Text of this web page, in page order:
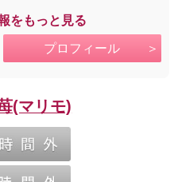
をもっと見る
プロフィール
(マリモ)